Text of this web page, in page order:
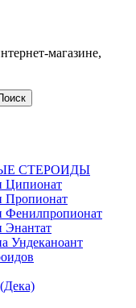
магазине,
СТЕРОИДЫ
Ципионат
Пропионат
Фенилпропионат
Энантат
Ундеканоант